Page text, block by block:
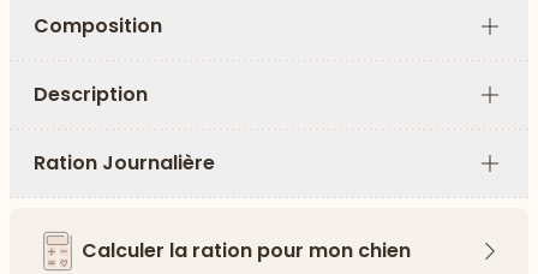
Composition
Plus
Description
Plus
Ration Journalière
Plus
Calculer la ration pour mon chien